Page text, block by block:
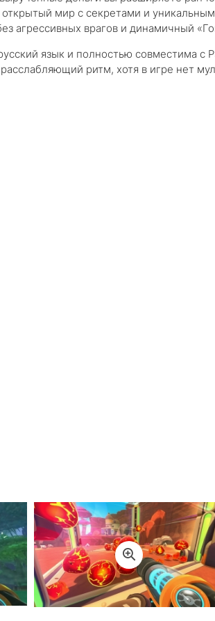
мир с секретами и
агрессивных врагов и динамичный
язык и полностью совместима с
ритм, хотя в игре нет